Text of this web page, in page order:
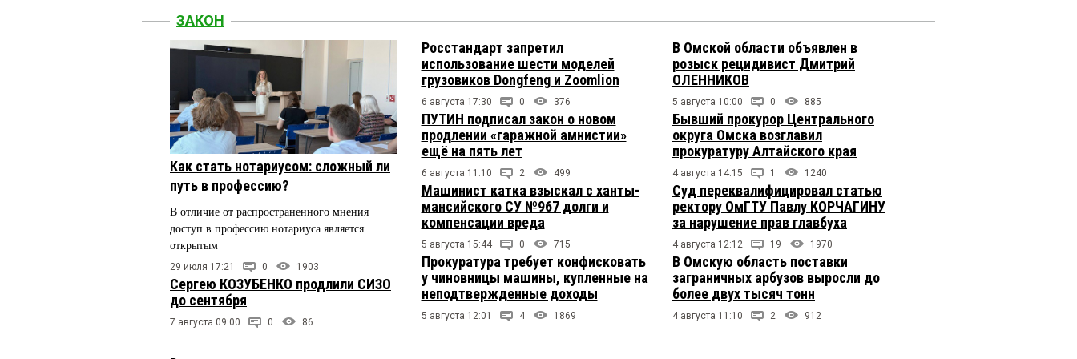
ЗАКОН
Как стать нотариусом: сложный ли
путь в профессию?
В отличие от распространенного мнения
доступ в профессию нотариуса является
открытым
29 июля 17:21 0 1903
Сергею КОЗУБЕНКО продлили СИЗО
до сентября
7 августа 09:00 0 86
Росстандарт запретил
использование шести моделей
грузовиков Dongfeng и Zoomlion
6 августа 17:30 0 376
ПУТИН подписал закон о новом
продлении «гаражной амнистии»
ещё на пять лет
6 августа 11:10 2 499
Машинист катка взыскал с ханты-
мансийского СУ №967 долги и
компенсации вреда
5 августа 15:44 0 715
Прокуратура требует конфисковать
у чиновницы машины, купленные на
неподтвержденные доходы
5 августа 12:01 4 1869
В Омской области объявлен в
розыск рецидивист Дмитрий
ОЛЕННИКОВ
5 августа 10:00 0 885
Бывший прокурор Центрального
округа Омска возглавил
прокуратуру Алтайского края
4 августа 14:15 1 1240
Суд переквалифицировал статью
ректору ОмГТУ Павлу КОРЧАГИНУ
за нарушение прав главбуха
4 августа 12:12 19 1970
В Омскую область поставки
заграничных арбузов выросли до
более двух тысяч тонн
4 августа 11:10 2 912